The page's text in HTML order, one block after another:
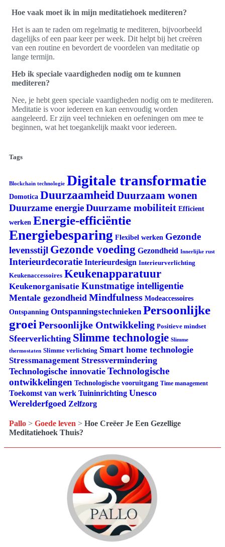
Hoe vaak moet ik in mijn meditatiehoek mediteren?
Het is aan te raden om regelmatig te mediteren, bijvoorbeeld
dagelijks of een paar keer per week. Dit helpt bij het creëren
van een routine en bevordert de voordelen van meditatie op
lange termijn.
Heb ik speciale vaardigheden nodig om te kunnen
mediteren?
Nee, je hebt geen speciale vaardigheden nodig om te mediteren.
Meditatie is voor iedereen en kan eenvoudig worden
aangeleerd. Er zijn veel technieken en oefeningen om mee te
beginnen, wat het toegankelijk maakt voor iedereen.
Tags
Blockchain technologie Digitale transformatie
Domotica Duurzaamheid Duurzaam wonen
Duurzame energieDuurzame mobiliteit Efficient
werken Energie-efficiëntie
Energiebesparing Flexibel werken Gezonde
levensstijl Gezonde voeding Gezondheid Innerlijke rust
Interieurdecoratie Interieurdesign Interieurverlichting
Keukenaccessoires Keukenapparatuur
Keukenorganisatie Kunstmatige intelligentie
Mentale gezondheid Mindfulness Modeaccessoires
Ontspanning Ontspanningstechnieken Persoonlijke
groei Persoonlijke Ontwikkeling Positieve mindset
Sfeerverlichting Slimme technologie Slimme
thermostaten Slimme verlichting Smart home technologie
Stressmanagement Stressvermindering
Technologische innovatie Technologische
ontwikkelingen Technologische vooruitgang Time management
Toekomst van werk Tuininrichting Unesco
Werelderfgoed Zelfzorg
Pallo > Goede leven > Hoe Creëer Je Een Gezellige
Meditatiehoek Thuis?